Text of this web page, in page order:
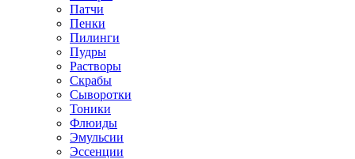
Патчи
Пенки
Пилинги
Пудры
Растворы
Скрабы
Сыворотки
Тоники
Флюиды
Эмульсии
Эссенции